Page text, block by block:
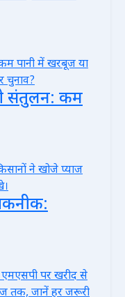
संतुलन: कम